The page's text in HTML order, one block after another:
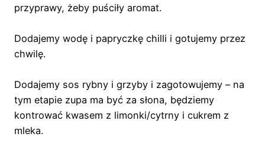
przyprawy, żeby puściły aromat.
Dodajemy wodę i papryczkę chilli i gotujemy przez
chwilę.
Dodajemy sos rybny i grzyby i zagotowujemy – na
tym etapie zupa ma być za słona, będziemy
kontrować kwasem z limonki/cytrny i cukrem z
mleka.